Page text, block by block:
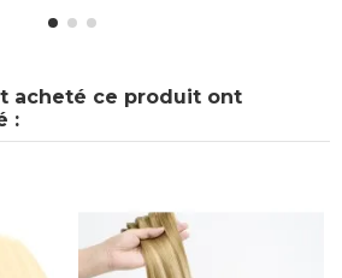
acheté ce produit ont
: